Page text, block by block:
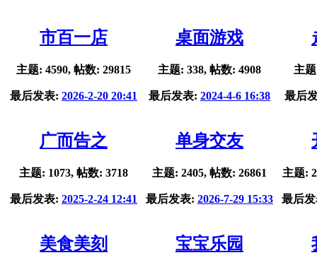
市百一店
主题: 4590, 帖数: 29815
最后发表: 2026-2-20 20:41
桌面游戏
主题: 338, 帖数: 4908
最后发表: 2024-4-6 16:38
主
最后
广而告之
主题: 1073, 帖数: 3718
最后发表: 2025-2-24 12:41
单身交友
主题: 2405, 帖数: 26861
最后发表: 2026-7-29 15:33
主题:
最后
美食美刻 宝宝乐园